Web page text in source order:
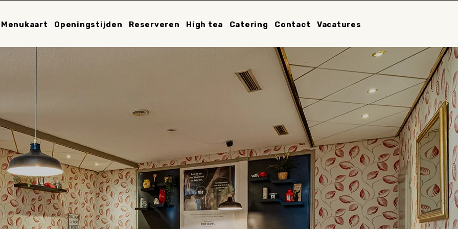
Menukaart Openingstijden Reserveren High tea Catering Contact Vacatures